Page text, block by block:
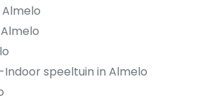
speeltuin in Almelo